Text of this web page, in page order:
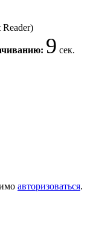
Reader)
9 сек.
авторизоваться.